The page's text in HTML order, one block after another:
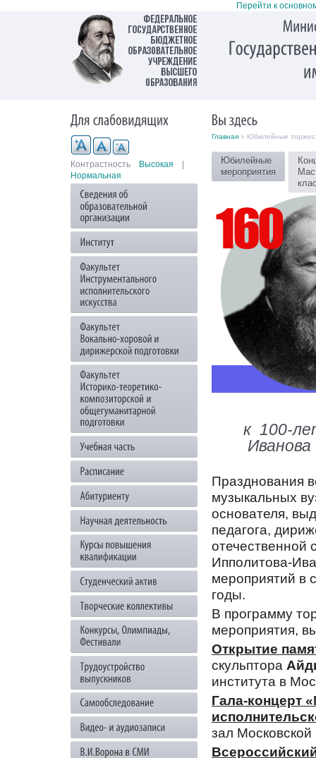
Перейти к
Контрастность Высокая
Нормальная
Главная » Юбилейные
Юбилейные
мероприятия
к 100-
Празднования
музыкальных
основателя,
педагога,
отечественной
Ипполитова-
мероприятий в
годы.
В программу
мероприятия,
Открытие
скульптора
института в
Гала-концерт
зал